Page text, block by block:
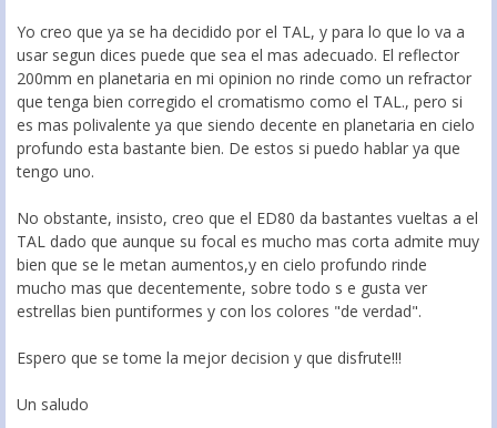
Yo creo que ya se ha decidido por el TAL, y para lo que lo va a
usar segun dices puede que sea el mas adecuado. El reflector
200mm en planetaria en mi opinion no rinde como un refractor
que tenga bien corregido el cromatismo como el TAL., pero si
es mas polivalente ya que siendo decente en planetaria en cielo
profundo esta bastante bien. De estos si puedo hablar ya que
tengo uno.
No obstante, insisto, creo que el ED80 da bastantes vueltas a el
TAL dado que aunque su focal es mucho mas corta admite muy
bien que se le metan aumentos,y en cielo profundo rinde
mucho mas que decentemente, sobre todo s e gusta ver
estrellas bien puntiformes y con los colores "de verdad".
Espero que se tome la mejor decision y que disfrute!!!
Un saludo